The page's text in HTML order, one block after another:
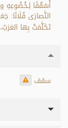
أُسْقُفًا لِـخُضُوعِهِ
النَّصارَى فُلَانًا:
تَكَلَّمَتْ بِها
سقف